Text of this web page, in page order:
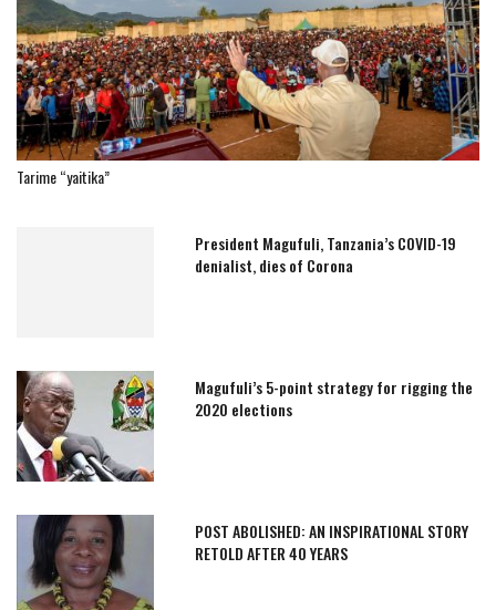
Tarime “yaitika”
President Magufuli, Tanzania’s COVID-19
denialist, dies of Corona
Magufuli’s 5-point strategy for rigging the
2020 elections
POST ABOLISHED: AN INSPIRATIONAL STORY
RETOLD AFTER 40 YEARS